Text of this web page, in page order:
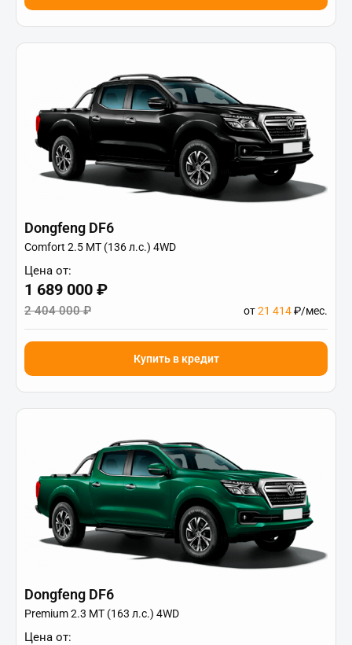
Dongfeng DF6
Comfort 2.5 MT (136 л.с.) 4WD
Цена от:
1 689 000 ₽
2 404 000 ₽ от21 414₽/мес.
Купить в кредит
Dongfeng DF6
Premium 2.3 MT (163 л.с.) 4WD
Цена от: